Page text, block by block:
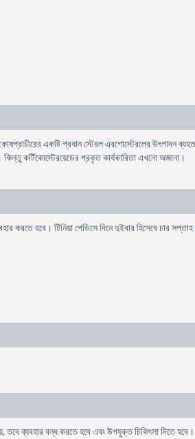
একটি প্রধান স্টেরল এরগােস্টেরলের উৎপাদন
কর্টিকোস্টেরয়েডের প্রকৃত কার্যকারিতা এখনাে অজানা।
করতে হবে। টিনিয়া পেডিসে দিনে দুইবার হিসেবে চার
তবে ব্যবহার বন্ধ করতে হবে এবং উপযুক্ত চিকিৎসা দিতে হবে।